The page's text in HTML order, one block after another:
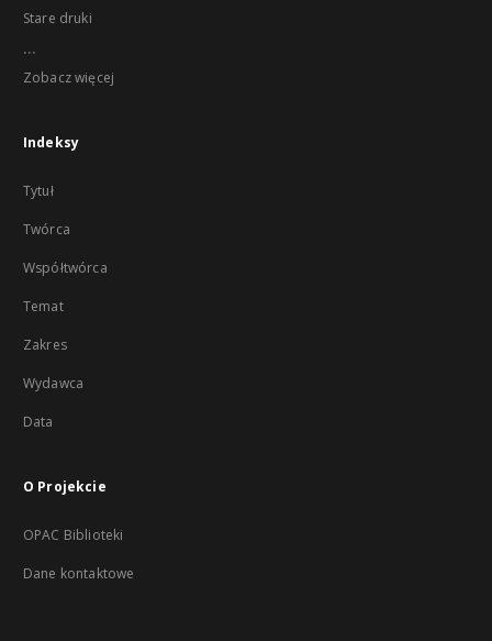
Stare druki
...
Zobacz więcej
Indeksy
Tytuł
Twórca
Współtwórca
Temat
Zakres
Wydawca
Data
O Projekcie
OPAC Biblioteki
Dane kontaktowe